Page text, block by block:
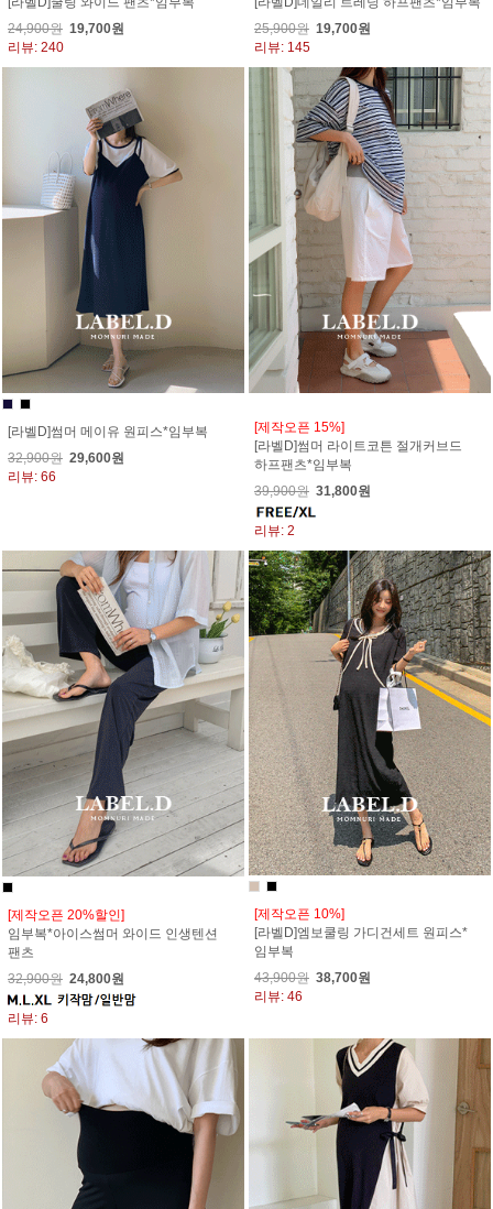
24,900원 19,700원
리뷰: 240
25,900원 19,700원
리뷰: 145
[라벨D]썸머 메이유 원피스*임부복
32,900원 29,600원
리뷰: 66
[제작오픈 15%]
[라벨D]썸머 라이트코튼 절개커브드
하프팬츠*임부복
39,900원 31,800원
리뷰: 2
[제작오픈 20%할인]
임부복*아이스썸머 와이드 인생텐션
팬츠
32,900원 24,800원
리뷰: 6
[제작오픈 10%]
[라벨D]엠보쿨링 가디건세트 원피스*
임부복
43,900원 38,700원
리뷰: 46